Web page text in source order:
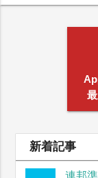
新着記事